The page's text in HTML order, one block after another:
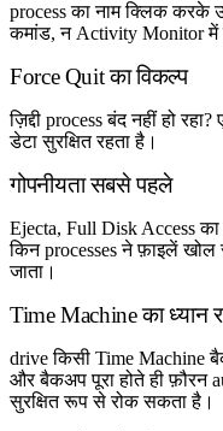
process का नाम क्लिक करके
कमांड, न Activity Monitor में
Force Quit का विकल्प
ज़िद्दी process बंद नहीं हो
डेटा सुरक्षित रहता है।
गोपनीयता सबसे पहले
Ejecta, Full Disk Access
किन processes ने फ़ाइलें
जाता।
Time Machine का ध्यान
drive किसी Time Machine
और बैकअप पूरा होते ही फ़ौरन
सुरक्षित रूप से रोक सकता है।